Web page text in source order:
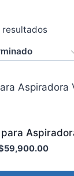
resultados
59,900.00